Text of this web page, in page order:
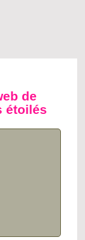
de
étoilés